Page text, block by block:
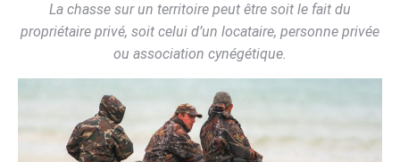
La chasse sur un territoire peut être soit le fait du
propriétaire privé, soit celui d’un locataire, personne privée
ou association cynégétique.